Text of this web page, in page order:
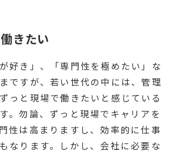
きたい
好き」、「専門性を極めたい」な
ですが、若い世代の中には、管理
っと現場で働きたいと感じている
。勿論、ずっと現場でキャリアを
性は高まりますし、効率的に仕事
なります。しかし、会社に必要な